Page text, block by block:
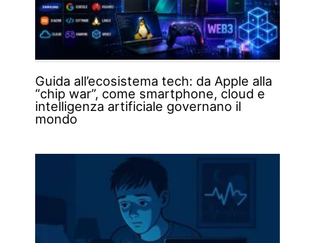
Guida all’ecosistema tech: da Apple alla
“chip war”, come smartphone, cloud e
intelligenza artificiale governano il
mondo